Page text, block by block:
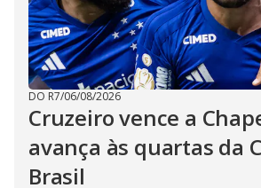
DO R7/06/08/2026
Cruzeiro vence a
avança às quartas da
Brasil